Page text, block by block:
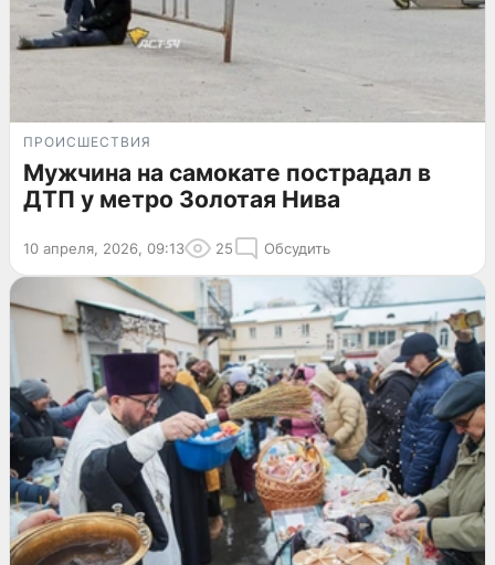
ПРОИСШЕСТВИЯ
Мужчина на самокате пострадал в
ДТП у метро Золотая Нива
10 апреля, 2026, 09:13 25 Обсудить